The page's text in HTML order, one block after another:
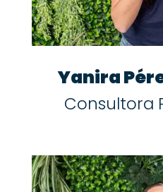
Yanira
Consultora